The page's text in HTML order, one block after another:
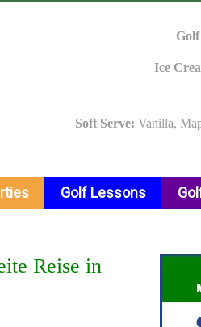
Ice
Soft Serve: Vanilla,
Golf Lessons
Reise in